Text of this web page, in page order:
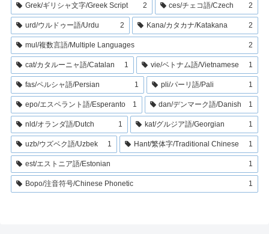
Grek/ギリシャ文字/Greek Script 2 ces/チェコ語/Czech 2
urd/ウルドゥー語/Urdu 2 Kana/カタカナ/Katakana 2
mul/複数言語/Multiple Languages 2
cat/カタルーニャ語/Catalan 1 vie/ベトナム語/Vietnamese 1
fas/ペルシャ語/Persian 1 pli/パーリ語/Pali 1
epo/エスペラント語/Esperanto 1 dan/デンマーク語/Danish 1
nld/オランダ語/Dutch 1 kat/グルジア語/Georgian 1
uzb/ウズベク語/Uzbek 1 Hant/繁体字/Traditional Chinese 1
est/エストニア語/Estonian 1
Bopo/注音符号/Chinese Phonetic 1